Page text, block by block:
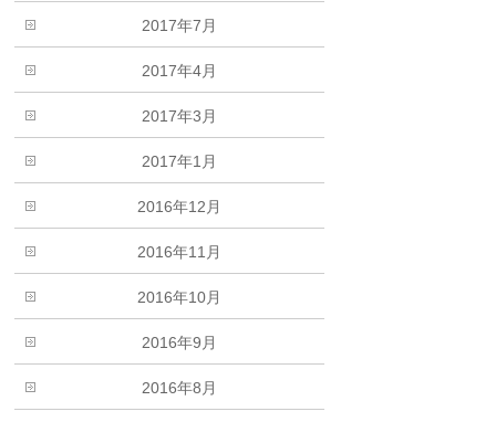
2017年7月
2017年4月
2017年3月
2017年1月
2016年12月
2016年11月
2016年10月
2016年9月
2016年8月